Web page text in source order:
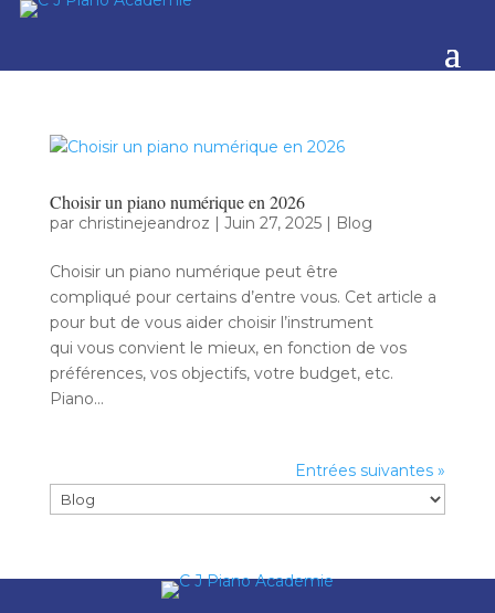
Choisir un piano numérique en 2026
par christinejeandroz | Juin 27, 2025| Blog
Choisir un piano numérique peut être
compliqué pour certains d’entre vous. Cet article a
pour but de vous aider choisir l’instrument
qui vous convient le mieux, en fonction de vos
préférences, vos objectifs, votre budget, etc.
Piano...
Entrées suivantes »